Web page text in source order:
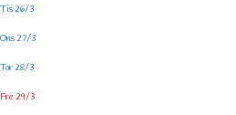
Tis 26/3
Ons 27/3
Tor 28/3
Fre 29/3